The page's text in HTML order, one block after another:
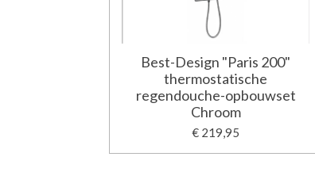
Best-Design "Paris 200"
thermostatische
regendouche-opbouwset
Chroom
€ 219,95